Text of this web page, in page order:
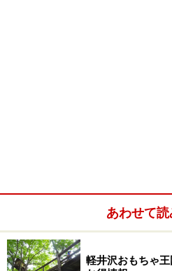
上野原梨郷林道（苗場山登山
昼食は、秋山郷の早そばを食
が、フロントのマネージャー
あわせて
軽井沢おもちゃ